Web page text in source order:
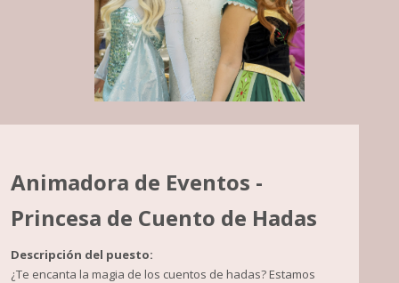
Animadora de Eventos -
Princesa de Cuento de Hadas
Descripción del puesto:
¿Te encanta la magia de los cuentos de hadas? Estamos